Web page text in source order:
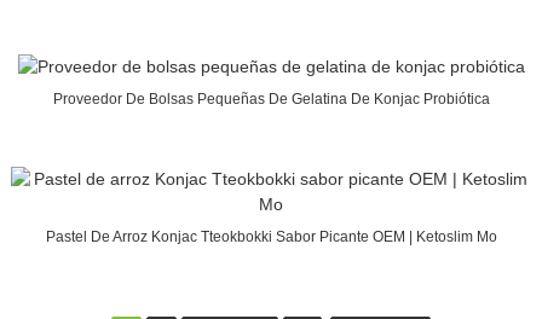
Proveedor De Bolsas Pequeñas De Gelatina De Konjac Probiótica
Pastel De Arroz Konjac Tteokbokki Sabor Picante OEM | Ketoslim Mo